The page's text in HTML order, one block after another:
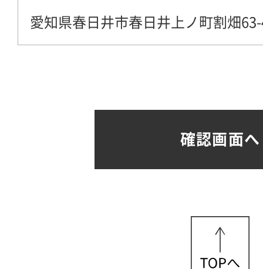
愛知県春日井市春日井上ノ町割畑